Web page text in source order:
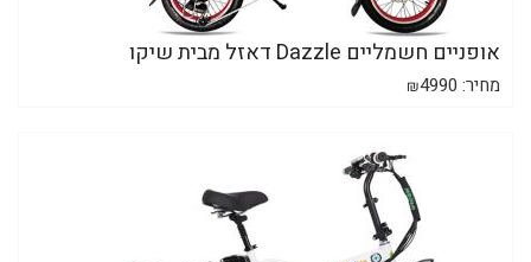
אופניים חשמליים Dazzle דאזל מבית שיקו
מחיר: ₪4990